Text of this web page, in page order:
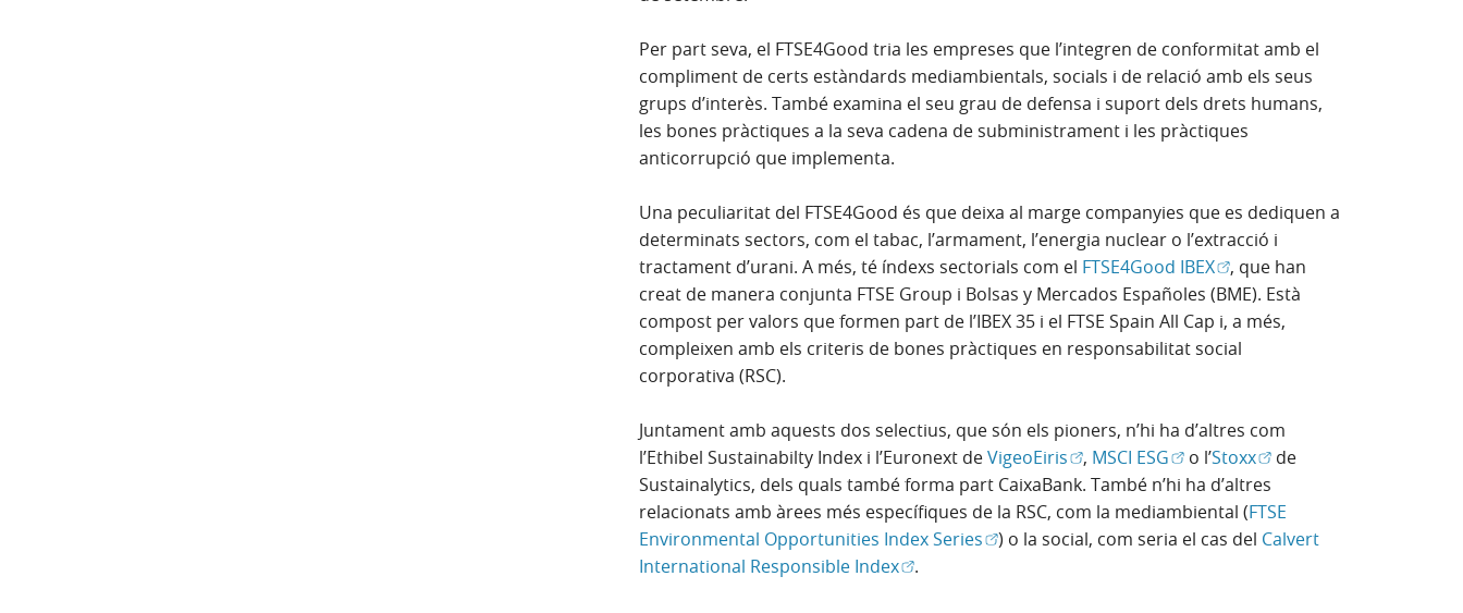
Per part seva, el FTSE4Good tria les empreses que l’integren de conformitat amb el
compliment de certs estàndards mediambientals, socials i de relació amb els seus
grups d’interès. També examina el seu grau de defensa i suport dels drets humans,
les bones pràctiques a la seva cadena de subministrament i les pràctiques
anticorrupció que implementa.
Una peculiaritat del FTSE4Good és que deixa al marge companyies que es dediquen a
determinats sectors, com el tabac, l’armament, l’energia nuclear o l’extracció i
tractament d’urani. A més, té índexs sectorials com el FTSE4Good IBEX(Obre en finestra nova)
, que han
creat de manera conjunta FTSE Group i Bolsas y Mercados Españoles (BME). Està
compost per valors que formen part de l’IBEX 35 i el FTSE Spain All Cap i, a més,
compleixen amb els criteris de bones pràctiques en responsabilitat social
corporativa (RSC).
Juntament amb aquests dos selectius, que són els pioners, n’hi ha d’altres com
l’Ethibel Sustainabilty Index i l’Euronext deVigeoEiris(Obre en finestra nova)
, MSCI ESG(Obre en finestra nova)
o l’Stoxx(Obre en finestra nova)
de
Sustainalytics, dels quals també forma part CaixaBank. També n’hi ha d’altres
relacionats amb àrees més específiques de la RSC, com la mediambiental (FTSE
Environmental Opportunities Index Series(Obre en finestra nova)
) o la social, com seria el cas del Calvert
International Responsible Index(Obre en finestra nova)
.